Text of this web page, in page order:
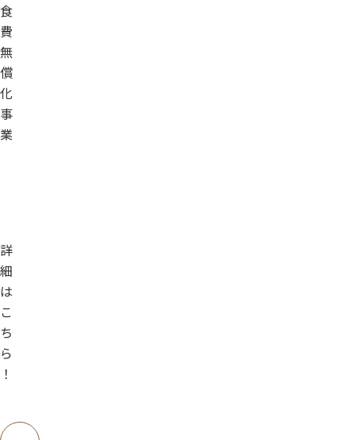
食
費
無
償
化
事
業
詳
細
は
こ
ち
ら
！